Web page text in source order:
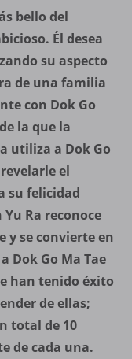
bello del
Él desea
su aspecto
de una familia
con Dok Go
la que la
utiliza a Dok Go
el
su felicidad
Ra reconoce
y se convierte en
Dok Go Ma Tae
han tenido éxito
de ellas;
total de 10
de cada una.